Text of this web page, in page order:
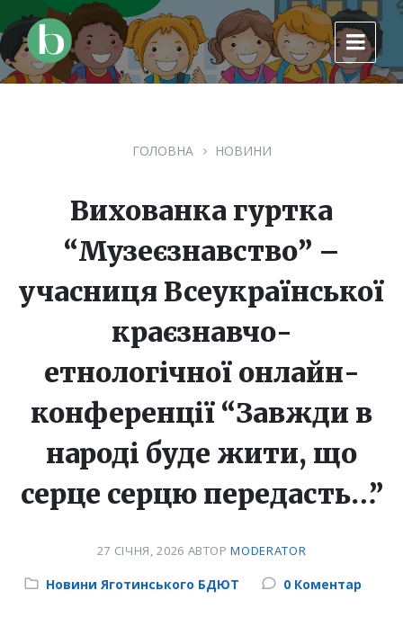
to
content
to
main
navigation
to
footer
ГОЛОВНА НОВИНИ
Вихованка гуртка
“Музеєзнавство” –
учасниця Всеукраїнської
краєзнавчо-
етнологічної онлайн-
конференції “Завжди в
народі буде жити, що
серце серцю передасть…”
27 СІЧНЯ, 2026 АВТОРMODERATOR
Category:
Новини Яготинського БДЮТ 0 Коментар